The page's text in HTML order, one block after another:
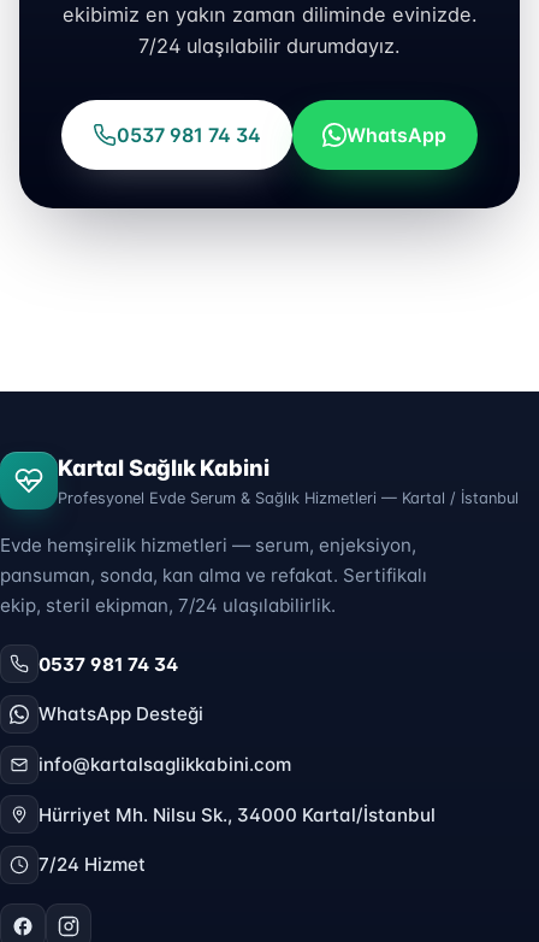
ekibimiz en yakın zaman diliminde evinizde.
7/24 ulaşılabilir durumdayız.
0537 981 74 34 WhatsApp
Kartal Sağlık Kabini
Profesyonel Evde Serum & Sağlık Hizmetleri — Kartal / İstanbul
Evde hemşirelik hizmetleri — serum, enjeksiyon,
pansuman, sonda, kan alma ve refakat. Sertifikalı
ekip, steril ekipman, 7/24 ulaşılabilirlik.
0537 981 74 34
WhatsApp Desteği
info@kartalsaglikkabini.com
Hürriyet Mh. Nilsu Sk., 34000 Kartal/İstanbul
7/24 Hizmet